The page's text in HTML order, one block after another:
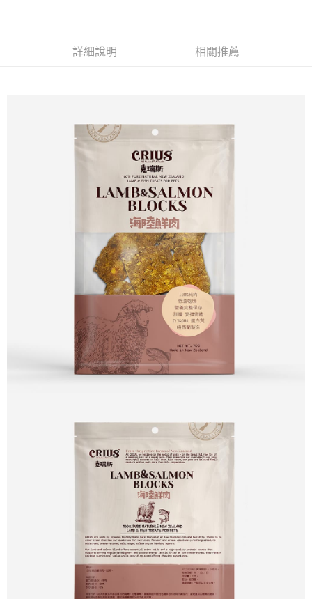
客戶支援中心」 https://netprotections.freshdesk.com/support/home
https://aftee.tw/terms/#terms3
３．未成年的使用者請事先徵得法定代理人或監護人之同意方可使用
「AFTEE先享後付」，若未經同意申辦者引起之損失，本公司不負相關責
４．使用「AFTEE先享後付」時，將依據個別帳號之用戶狀況，依本公司即
時審查核予不同之上限額度；若仍有額度不足之情形，本公司將視審查結果
５．嚴禁一人註冊多個帳號或使用他人資訊註冊。若發現惡意使用之情形，
恩沛科技股份有限公司將有權停止該用戶之使用額度並採取法律行動。
每筆NT$65，滿NT$490(含以上)免運費
每筆NT$100，滿NT$790(含以上)免運費
付款後寶雅門市自取(由倉庫統一出貨)
每筆NT$80，滿NT$290(含以上)免運費
詳細說明 相關推薦